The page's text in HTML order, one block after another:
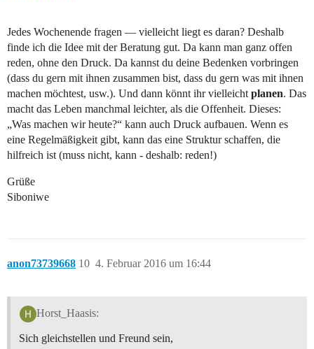
Jedes Wochenende fragen — vielleicht liegt es daran? Deshalb
finde ich die Idee mit der Beratung gut. Da kann man ganz offen
reden, ohne den Druck. Da kannst du deine Bedenken vorbringen
(dass du gern mit ihnen zusammen bist, dass du gern was mit ihnen
machen möchtest, usw.). Und dann könnt ihr vielleichtplanen. Das
macht das Leben manchmal leichter, als die Offenheit. Dieses:
„Was machen wir heute?“ kann auch Druck aufbauen. Wenn es
eine Regelmäßigkeit gibt, kann das eine Struktur schaffen, die
hilfreich ist (muss nicht, kann - deshalb: reden!)
Grüße
Siboniwe
anon73739668 4. Februar 2016 um 16:44
10
Horst_Haasis:
Sich gleichstellen und Freund sein,